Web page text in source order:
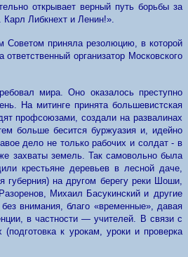
открывает верный путь борьбы за
Карл Либкнехт и Ленин!».
Советом приняла резолюцию, в которой
организатор Московского
мира. Оно оказалось преступно
На митинге принята большевистская
профсоюзами, создали на развалинах
больше бесится буржуазия и, идейно
дело не только рабочих и солдат - в
захваты земель. Так самовольно была
крестьяне деревьев в лесной даче,
губерния) на другом берегу реки Шоши,
Михаил Басукинский идругие
внимания, благо «временные», давая
в частности — учителей. В связи с
(подготовка к урокам, уроки и проверка